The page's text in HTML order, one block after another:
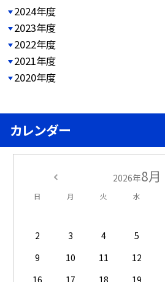
2024年度
2023年度
2022年度
2021年度
2020年度
カレンダー
2026年8月
日 月 火 水
2
3 4 5
9
10 11 12
16
17 18 19